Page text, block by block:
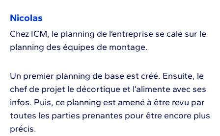
Nicolas
Chez ICM, le planning de l’entreprise se cale sur le
planning des équipes de montage.
Un premier planning de base est créé. Ensuite, le
chef de projet le décortique et l’alimente avec ses
infos. Puis, ce planning est amené à être revu par
toutes les parties prenantes pour être encore plus
précis.